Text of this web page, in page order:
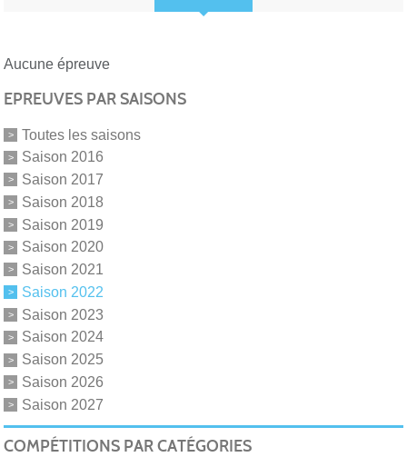
Aucune épreuve
EPREUVES PAR SAISONS
Toutes les saisons
Saison 2016
Saison 2017
Saison 2018
Saison 2019
Saison 2020
Saison 2021
Saison 2022
Saison 2023
Saison 2024
Saison 2025
Saison 2026
Saison 2027
COMPÉTITIONS PAR CATÉGORIES